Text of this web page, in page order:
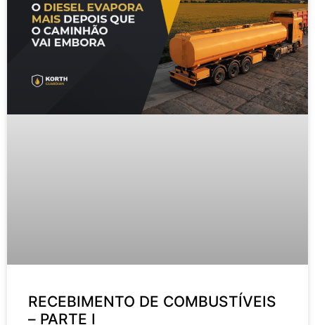
RECEBIMENTO DE COMBUSTÍVEIS
– PARTE I